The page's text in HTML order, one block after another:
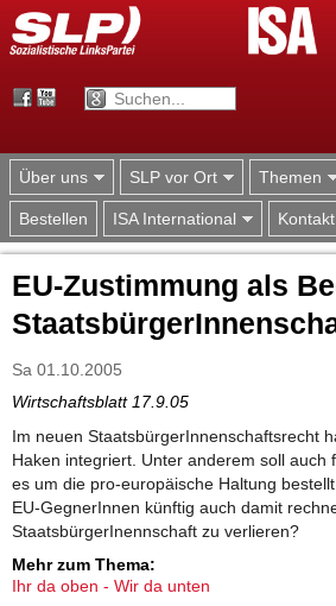
Jump to navigation
Über uns SLP vor Ort Themen
Bestellen ISA International Kontakt
EU-Zustimmung als
Sa 01.10.2005
Wirtschaftsblatt 17.9.05
Im neuen StaatsbürgerInnenschaftsrecht
Haken integriert. Unter anderem soll auch
es um die pro-europäische Haltung
EU-GegnerInnen künftig auch damit
StaatsbürgerInennschaft zu verlieren?
Mehr zum Thema:
Ihr da oben - Wir da unten